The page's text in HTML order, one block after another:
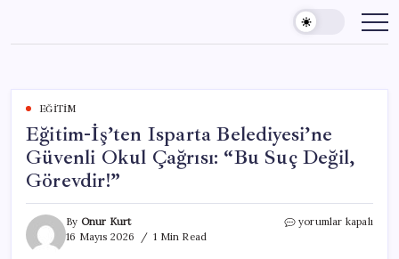
content
EĞITIM
Eğitim-İş’ten Isparta Belediyesi’ne
Güvenli Okul Çağrısı: “Bu Suç Değil,
Görevdir!”
By Onur Kurt
16 Mayıs 2026
1 Min Read
Eğitim-
yorumlar kapalı